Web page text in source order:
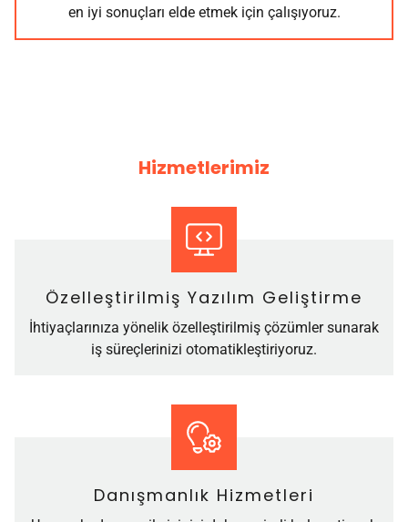
en iyi sonuçları elde etmek için çalışıyoruz.
Hizmetlerimiz
Özelleştirilmiş Yazılım Geliştirme
İhtiyaçlarınıza yönelik özelleştirilmiş çözümler sunarak
iş süreçlerinizi otomatikleştiriyoruz.
Danışmanlık Hizmetleri